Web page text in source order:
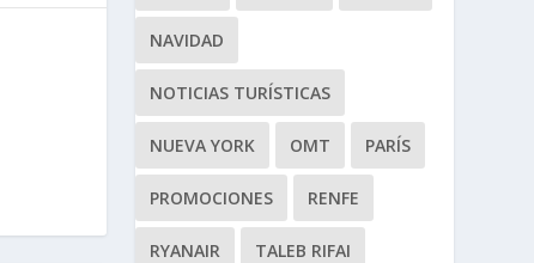
NAVIDAD
NOTICIAS TURÍSTICAS
NUEVA YORK OMT PARÍS
PROMOCIONES RENFE
RYANAIR TALEB RIFAI